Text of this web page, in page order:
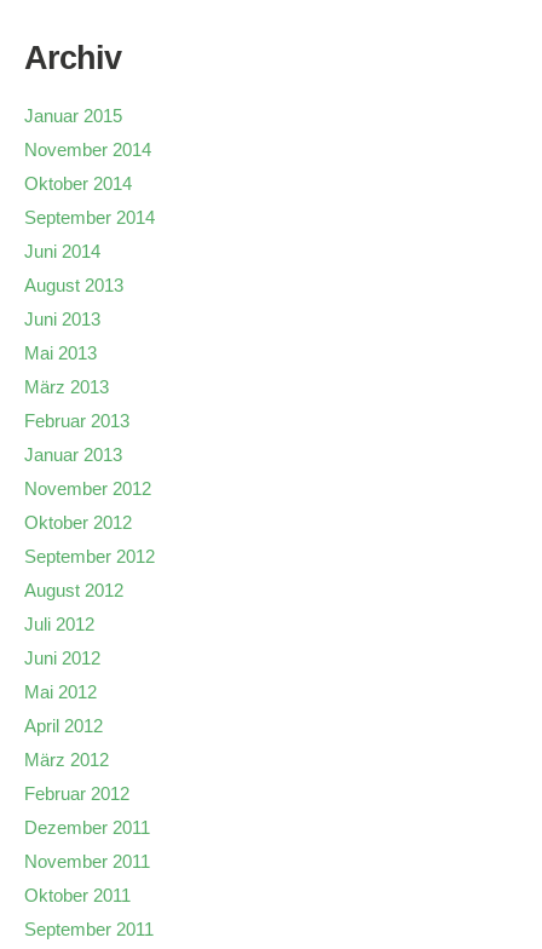
Archiv
Januar 2015
November 2014
Oktober 2014
September 2014
Juni 2014
August 2013
Juni 2013
Mai 2013
März 2013
Februar 2013
Januar 2013
November 2012
Oktober 2012
September 2012
August 2012
Juli 2012
Juni 2012
Mai 2012
April 2012
März 2012
Februar 2012
Dezember 2011
November 2011
Oktober 2011
September 2011